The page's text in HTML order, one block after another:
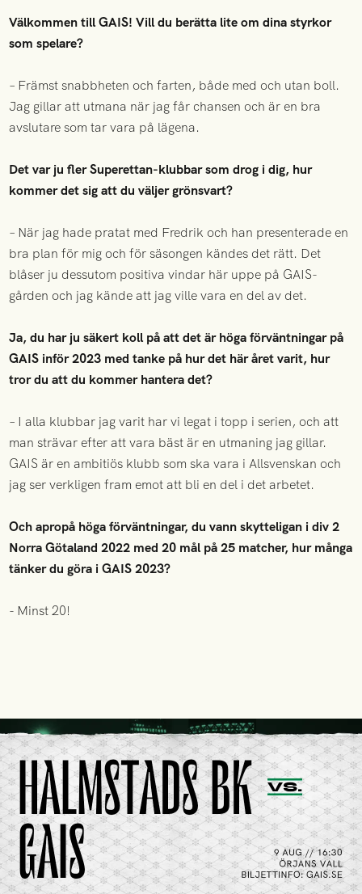
Välkommen till GAIS! Vill du berätta lite om dina styrkor
som spelare?
– Främst snabbheten och farten, både med och utan boll.
Jag gillar att utmana när jag får chansen och är en bra
avslutare som tar vara på lägena.
Det var ju fler Superettan-klubbar som drog i dig, hur
kommer det sig att du väljer grönsvart?
– När jag hade pratat med Fredrik och han presenterade en
bra plan för mig och för säsongen kändes det rätt. Det
blåser ju dessutom positiva vindar här uppe på GAIS-
gården och jag kände att jag ville vara en del av det.
Ja, du har ju säkert koll på att det är höga förväntningar på
GAIS inför 2023 med tanke på hur det här året varit, hur
tror du att du kommer hantera det?
– I alla klubbar jag varit har vi legat i topp i serien, och att
man strävar efter att vara bäst är en utmaning jag gillar.
GAIS är en ambitiös klubb som ska vara i Allsvenskan och
jag ser verkligen fram emot att bli en del i det arbetet.
Och apropå höga förväntningar, du vann skytteligan i div 2
Norra Götaland 2022 med 20 mål på 25 matcher, hur många
tänker du göra i GAIS 2023?
- Minst 20!